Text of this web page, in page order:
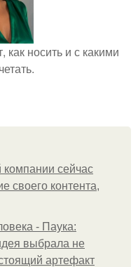
как носить и с какими
компании сейчас
своего контента,
- Паука:
выбрала не
артефакт